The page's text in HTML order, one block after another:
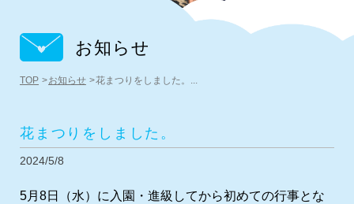
お知らせ
TOP お知らせ 花まつりをしました。...
花まつりをしました。
2024/5/8
5月8日（水）に入園・進級してから初めての行事とな